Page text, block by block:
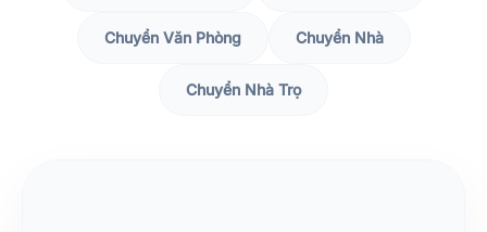
Chuyển Văn Phòng Chuyển Nhà
Chuyển Nhà Trọ